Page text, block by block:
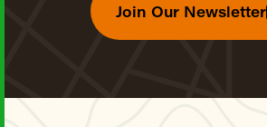
Join Our Newsletter